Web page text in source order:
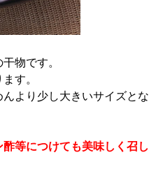
物です。
す。
より少し大きいサイズとな
等につけても美味しく召し